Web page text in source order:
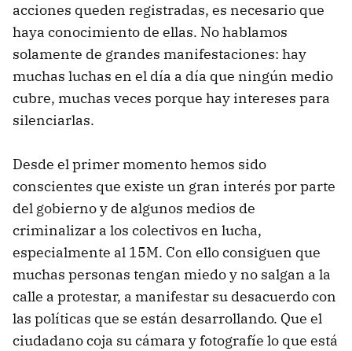
acciones queden registradas, es necesario que
haya conocimiento de ellas. No hablamos
solamente de grandes manifestaciones: hay
muchas luchas en el día a día que ningún medio
cubre, muchas veces porque hay intereses para
silenciarlas.
Desde el primer momento hemos sido
conscientes que existe un gran interés por parte
del gobierno y de algunos medios de
criminalizar a los colectivos en lucha,
especialmente al 15M. Con ello consiguen que
muchas personas tengan miedo y no salgan a la
calle a protestar, a manifestar su desacuerdo con
las políticas que se están desarrollando. Que el
ciudadano coja su cámara y fotografíe lo que está